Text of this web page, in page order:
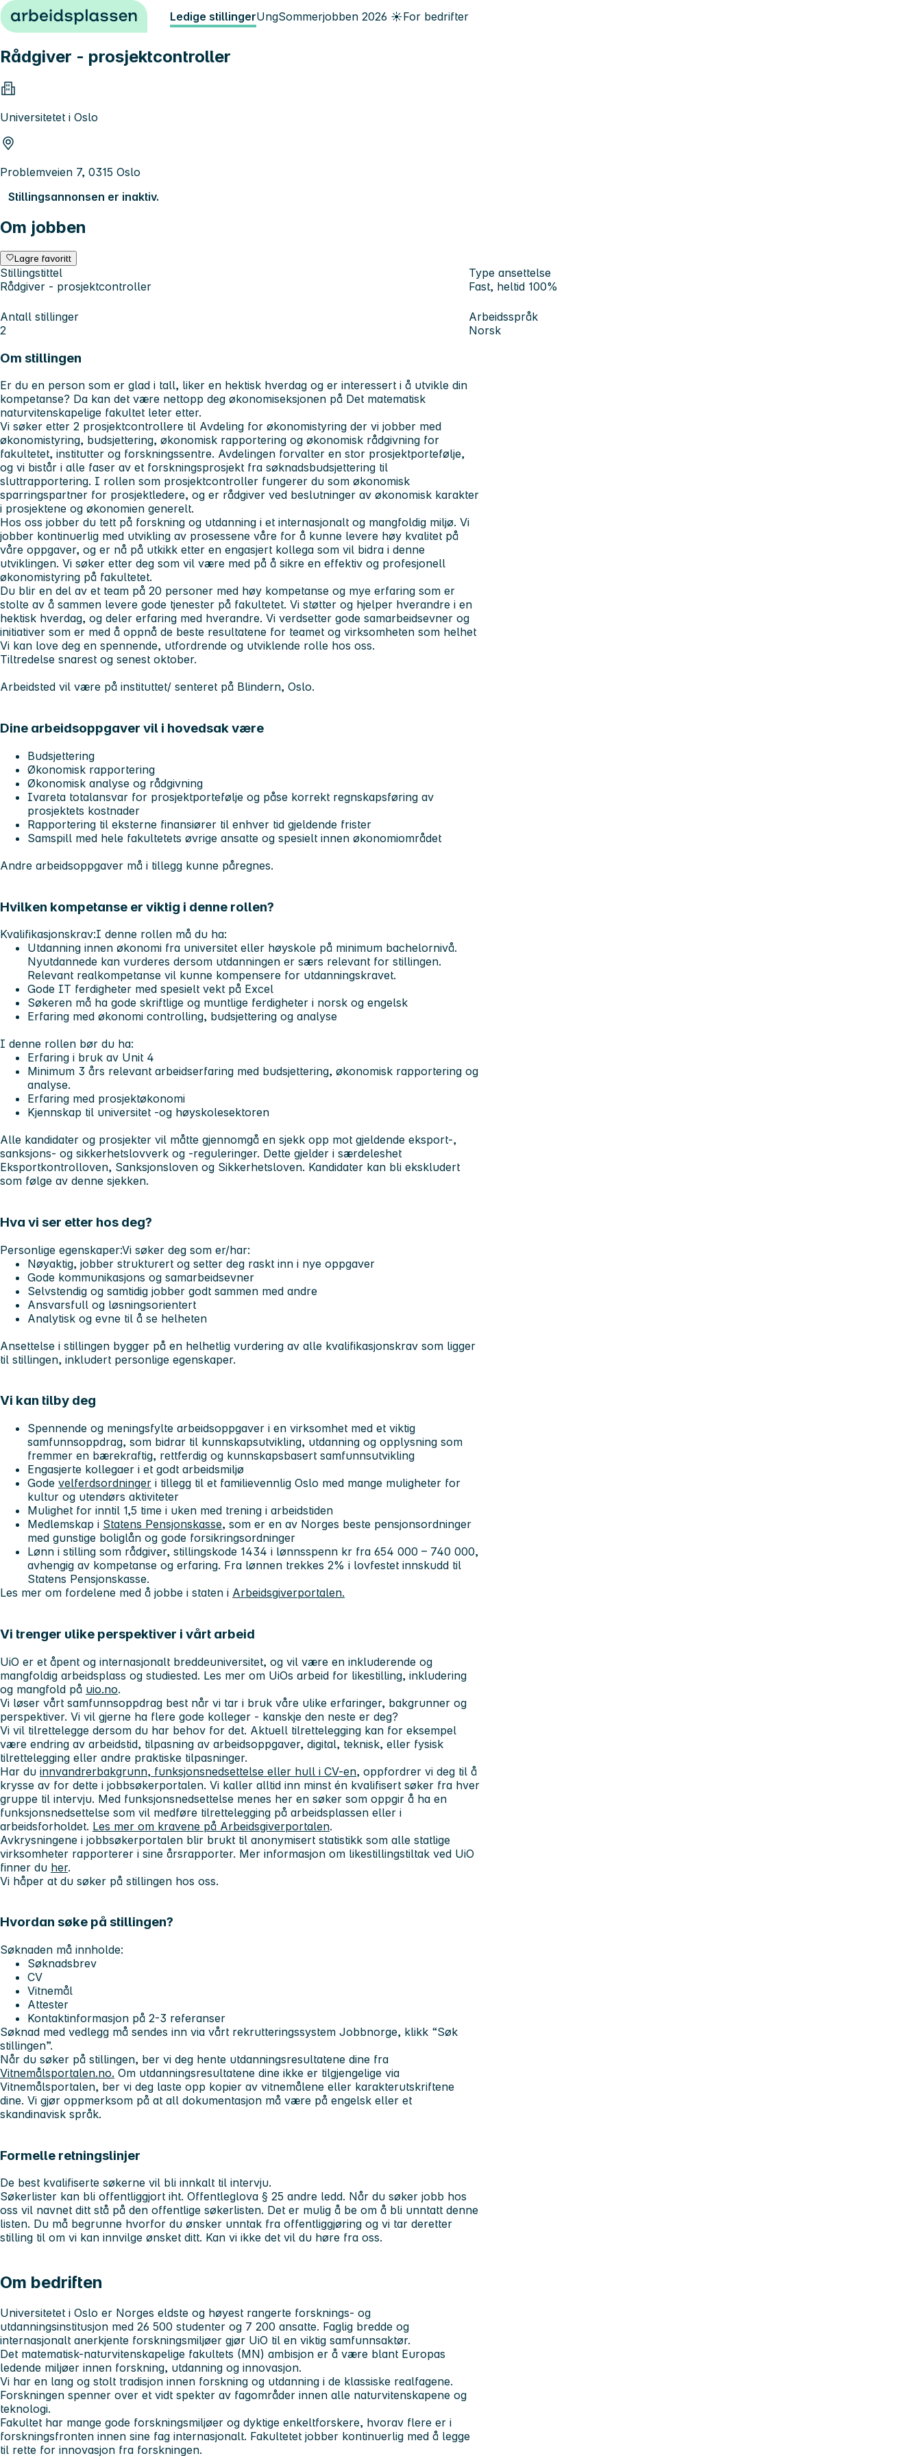
Hopp til innhold Ledige stillingerUngSommerjobben 2026 ☀️For bedrifter
Rådgiver - prosjektcontroller
Universitetet i Oslo
Problemveien 7, 0315 Oslo
Stillingsannonsen er inaktiv.
Om jobben
Lagre favoritt
Stillingstittel
Rådgiver - prosjektcontroller
Type ansettelse
Fast, heltid 100%
Antall stillinger
2
Arbeidsspråk
Norsk
Om stillingen
Er du en person som er glad i tall, liker en hektisk hverdag og er interessert i å utvikle din
kompetanse? Da kan det være nettopp deg økonomiseksjonen på Det matematisk
naturvitenskapelige fakultet leter etter.
Vi søker etter 2 prosjektcontrollere til Avdeling for økonomistyring der vi jobber med
økonomistyring, budsjettering, økonomisk rapportering og økonomisk rådgivning for
fakultetet, institutter og forskningssentre. Avdelingen forvalter en stor prosjektportefølje,
og vi bistår i alle faser av et forskningsprosjekt fra søknadsbudsjettering til
sluttrapportering. I rollen som prosjektcontroller fungerer du som økonomisk
sparringspartner for prosjektledere, og er rådgiver ved beslutninger av økonomisk karakter
i prosjektene og økonomien generelt.
Hos oss jobber du tett på forskning og utdanning i et internasjonalt og mangfoldig miljø. Vi
jobber kontinuerlig med utvikling av prosessene våre for å kunne levere høy kvalitet på
våre oppgaver, og er nå på utkikk etter en engasjert kollega som vil bidra i denne
utviklingen. Vi søker etter deg som vil være med på å sikre en effektiv og profesjonell
økonomistyring på fakultetet.
Du blir en del av et team på 20 personer med høy kompetanse og mye erfaring som er
stolte av å sammen levere gode tjenester på fakultetet. Vi støtter og hjelper hverandre i en
hektisk hverdag, og deler erfaring med hverandre. Vi verdsetter gode samarbeidsevner og
initiativer som er med å oppnå de beste resultatene for teamet og virksomheten som helhet
Vi kan love deg en spennende, utfordrende og utviklende rolle hos oss.
Tiltredelse snarest og senest oktober.
Arbeidsted vil være på instituttet/ senteret på Blindern, Oslo.
Dine arbeidsoppgaver vil i hovedsak være
Budsjettering
Økonomisk rapportering
Økonomisk analyse og rådgivning
Ivareta totalansvar for prosjektportefølje og påse korrekt regnskapsføring av
prosjektets kostnader
Rapportering til eksterne finansiører til enhver tid gjeldende frister
Samspill med hele fakultetets øvrige ansatte og spesielt innen økonomiområdet
Andre arbeidsoppgaver må i tillegg kunne påregnes.
Hvilken kompetanse er viktig i denne rollen?
Kvalifikasjonskrav:I denne rollen må du ha:
Utdanning innen økonomi fra universitet eller høyskole på minimum bachelornivå.
Nyutdannede kan vurderes dersom utdanningen er særs relevant for stillingen.
Relevant realkompetanse vil kunne kompensere for utdanningskravet.
Gode IT ferdigheter med spesielt vekt på Excel
Søkeren må ha gode skriftlige og muntlige ferdigheter i norsk og engelsk
Erfaring med økonomi controlling, budsjettering og analyse
I denne rollen bør du ha:
Erfaring i bruk av Unit 4
Minimum 3 års relevant arbeidserfaring med budsjettering, økonomisk rapportering og
analyse.
Erfaring med prosjektøkonomi
Kjennskap til universitet -og høyskolesektoren
Alle kandidater og prosjekter vil måtte gjennomgå en sjekk opp mot gjeldende eksport-,
sanksjons- og sikkerhetslovverk og -reguleringer. Dette gjelder i særdeleshet
Eksportkontrolloven, Sanksjonsloven og Sikkerhetsloven. Kandidater kan bli ekskludert
som følge av denne sjekken.
Hva vi ser etter hos deg?
Personlige egenskaper:Vi søker deg som er/har:
Nøyaktig, jobber strukturert og setter deg raskt inn i nye oppgaver
Gode kommunikasjons og samarbeidsevner
Selvstendig og samtidig jobber godt sammen med andre
Ansvarsfull og løsningsorientert
Analytisk og evne til å se helheten
Ansettelse i stillingen bygger på en helhetlig vurdering av alle kvalifikasjonskrav som ligger
til stillingen, inkludert personlige egenskaper.
Vi kan tilby deg
Spennende og meningsfylte arbeidsoppgaver i en virksomhet med et viktig
samfunnsoppdrag, som bidrar til kunnskapsutvikling, utdanning og opplysning som
fremmer en bærekraftig, rettferdig og kunnskapsbasert samfunnsutvikling
Engasjerte kollegaer i et godt arbeidsmiljø
Gode velferdsordninger i tillegg til et familievennlig Oslo med mange muligheter for
kultur og utendørs aktiviteter
Mulighet for inntil 1,5 time i uken med trening i arbeidstiden
Medlemskap i Statens Pensjonskasse, som er en av Norges beste pensjonsordninger
med gunstige boliglån og gode forsikringsordninger
Lønn i stilling som rådgiver, stillingskode 1434 i lønnsspenn kr fra 654 000 – 740 000,
avhengig av kompetanse og erfaring. Fra lønnen trekkes 2% i lovfestet innskudd til
Statens Pensjonskasse.
Les mer om fordelene med å jobbe i staten i Arbeidsgiverportalen.
Vi trenger ulike perspektiver i vårt arbeid
UiO er et åpent og internasjonalt breddeuniversitet, og vil være en inkluderende og
mangfoldig arbeidsplass og studiested. Les mer om UiOs arbeid for likestilling, inkludering
og mangfold på uio.no.
Vi løser vårt samfunnsoppdrag best når vi tar i bruk våre ulike erfaringer, bakgrunner og
perspektiver. Vi vil gjerne ha flere gode kolleger - kanskje den neste er deg?
Vi vil tilrettelegge dersom du har behov for det. Aktuell tilrettelegging kan for eksempel
være endring av arbeidstid, tilpasning av arbeidsoppgaver, digital, teknisk, eller fysisk
tilrettelegging eller andre praktiske tilpasninger.
Har du innvandrerbakgrunn, funksjonsnedsettelse eller hull i CV-en, oppfordrer vi deg til å
krysse av for dette i jobbsøkerportalen. Vi kaller alltid inn minst én kvalifisert søker fra hver
gruppe til intervju. Med funksjonsnedsettelse menes her en søker som oppgir å ha en
funksjonsnedsettelse som vil medføre tilrettelegging på arbeidsplassen eller i
arbeidsforholdet. Les mer om kravene på Arbeidsgiverportalen.
Avkrysningene i jobbsøkerportalen blir brukt til anonymisert statistikk som alle statlige
virksomheter rapporterer i sine årsrapporter. Mer informasjon om likestillingstiltak ved UiO
finner du her.
Vi håper at du søker på stillingen hos oss.
Hvordan søke på stillingen?
Søknaden må innholde:
Søknadsbrev
CV
Vitnemål
Attester
Kontaktinformasjon på 2-3 referanser
Søknad med vedlegg må sendes inn via vårt rekrutteringssystem Jobbnorge, klikk “Søk
stillingen”.
Når du søker på stillingen, ber vi deg hente utdanningsresultatene dine fra
Vitnemålsportalen.no. Om utdanningsresultatene dine ikke er tilgjengelige via
Vitnemålsportalen, ber vi deg laste opp kopier av vitnemålene eller karakterutskriftene
dine. Vi gjør oppmerksom på at all dokumentasjon må være på engelsk eller et
skandinavisk språk.
Formelle retningslinjer
De best kvalifiserte søkerne vil bli innkalt til intervju.
Søkerlister kan bli offentliggjort iht. Offentleglova § 25 andre ledd. Når du søker jobb hos
oss vil navnet ditt stå på den offentlige søkerlisten. Det er mulig å be om å bli unntatt denne
listen. Du må begrunne hvorfor du ønsker unntak fra offentliggjøring og vi tar deretter
stilling til om vi kan innvilge ønsket ditt. Kan vi ikke det vil du høre fra oss.
Om bedriften
Universitetet i Oslo er Norges eldste og høyest rangerte forsknings- og
utdanningsinstitusjon med 26 500 studenter og 7 200 ansatte. Faglig bredde og
internasjonalt anerkjente forskningsmiljøer gjør UiO til en viktig samfunnsaktør.
Det matematisk-naturvitenskapelige fakultets (MN) ambisjon er å være blant Europas
ledende miljøer innen forskning, utdanning og innovasjon.
Vi har en lang og stolt tradisjon innen forskning og utdanning i de klassiske realfagene.
Forskningen spenner over et vidt spekter av fagområder innen alle naturvitenskapene og
teknologi.
Fakultet har mange gode forskningsmiljøer og dyktige enkeltforskere, hvorav flere er i
forskningsfronten innen sine fag internasjonalt. Fakultetet jobber kontinuerlig med å legge
til rette for innovasjon fra forskningen.